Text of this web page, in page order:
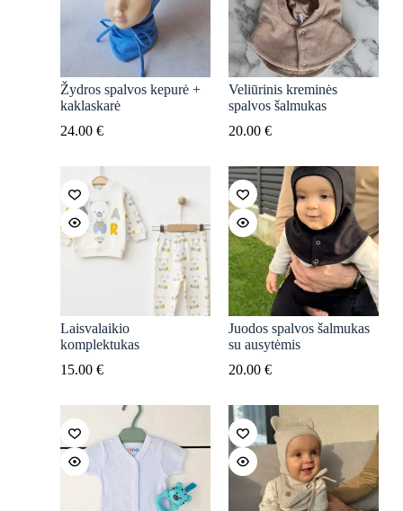
Žydros spalvos kepurė +
kaklaskarė
24.00 €
Veliūrinis kreminės
spalvos šalmukas
20.00 €
Laisvalaikio
komplektukas
15.00 €
Juodos spalvos šalmukas
su ausytėmis
20.00 €